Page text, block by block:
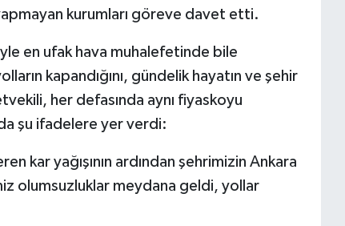
kurumları göreve davet etti.
en ufak hava muhalefetinde bile
kapandığını, gündelik hayatın ve şehir
her defasında aynı fiyaskoyu
şu ifadelere yer verdi:
kar yağışının ardından şehrimizin Ankara
olumsuzluklar meydana geldi, yollar